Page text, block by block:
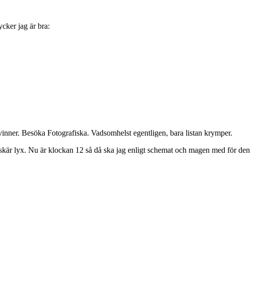
jag är bra:
Besöka Fotografiska. Vadsomhelst egentligen, bara listan krymper.
lyx. Nu är klockan 12 så då ska jag enligt schemat och magen med för den